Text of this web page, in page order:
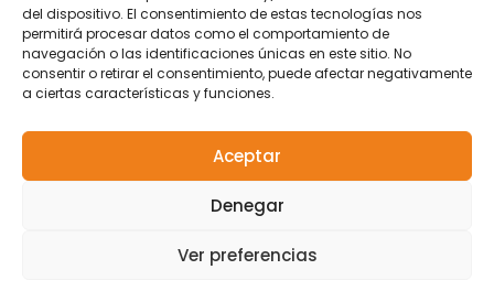
del dispositivo. El consentimiento de estas tecnologías nos
permitirá procesar datos como el comportamiento de
navegación o las identificaciones únicas en este sitio. No
consentir o retirar el consentimiento, puede afectar negativamente
a ciertas características y funciones.
Aceptar
Denegar
Ver preferencias
coordinacion@tarihuela.com
671 509 522
Contacto|Política de
© 2024 Centro de